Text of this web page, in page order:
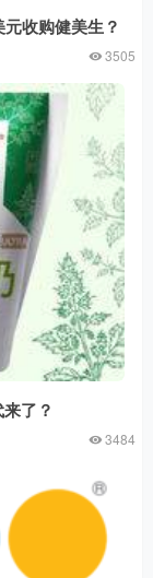
收购健美生？
3505
了？
3484